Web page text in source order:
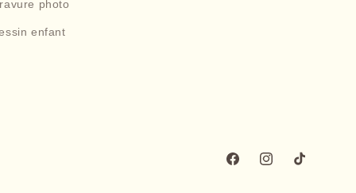
photo
enfant
FacebookInstagramTikTok